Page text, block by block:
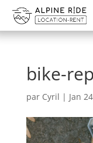
bike-
par Cyril | Jan